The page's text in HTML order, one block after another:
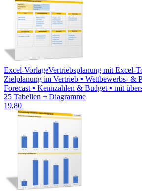
Excel-VorlageVertriebsplanung mit Excel-
Zielplanung im Vertrieb ▪ Wettbewerbs- &
Forecast ▪ Kennzahlen & Budget ▪ mit
25 Tabellen + Diagramme
19,80